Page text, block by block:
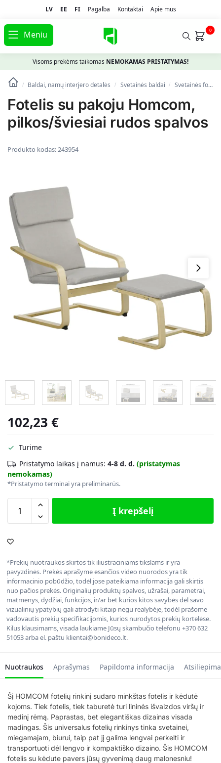
LV EE FI Pagalba Kontaktai Apie mus
Meniu 0
Visoms prekėms taikomas NEMOKAMAS PRISTATYMAS!
/ Baldai, namų interjero detalės / Svetainės baldai / Svetainės foteliai
Fotelis su pakoju Homcom,
pilkos/šviesiai rudos spalvos
Produkto kodas:243954
102,23 €
Turime
Pristatymo laikas į namus: 4-8 d. d. (pristatymas
nemokamas)
*Pristatymo terminai yra preliminarūs.
Į krepšelį
*Prekių nuotraukos skirtos tik iliustraciniams tikslams ir yra
pavyzdinės. Prekės aprašyme esančios video nuorodos yra tik
informacinio pobūdžio, todėl jose pateikiama informacija gali skirtis
nuo pačios prekės. Originalių produktų spalvos, užrašai, parametrai,
matmenys, dydžiai, funkcijos, ir/ar bet kurios kitos savybės dėl savo
vizualinių ypatybių gali atrodyti kitaip negu realybėje, todėl prašome
vadovautis prekių specifikacijomis, kurios nurodytos prekių kortelėse.
Kilus klausimams, visada laukiame Jūsų skambučio telefonu +370 632
51053 arba el. paštu klientai@bonideco.lt.
Nuotraukos Aprašymas Papildoma informacija
Šį HOMCOM fotelių rinkinį sudaro minkštas fotelis ir kėdutė
kojoms. Tiek fotelis, tiek taburetė turi lininės išvaizdos viršų ir
medinį rėmą. Paprastas, bet elegantiškas dizainas visada
madingas. Šis universalus fotelių rinkinys tinka svetainei,
miegamajam, biurui, taip pat jį galima lengvai perkelti ir
transportuoti dėl lengvo ir kompaktiško dizaino. Šis HOMCOM
fotelis su kėdute pavers jūsų gyvenimą daug malonesniu!